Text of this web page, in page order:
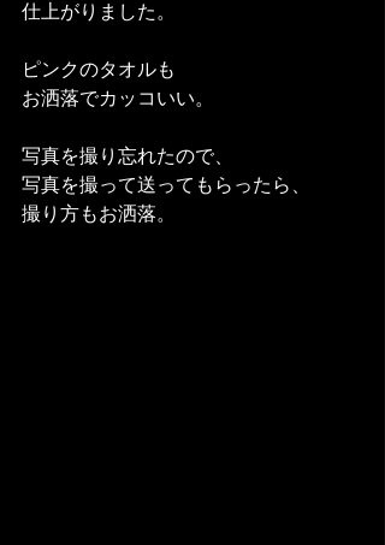
仕上がりました。
ピンクのタオルも
お洒落でカッコいい。
写真を撮り忘れたので、
写真を撮って送ってもらったら、
撮り方もお洒落。